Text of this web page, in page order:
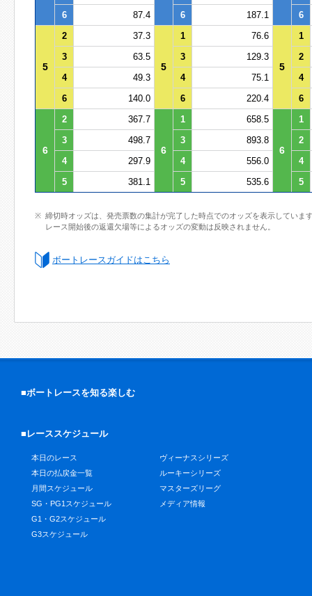
6
87.4 6 187.1 6
5
2 37.3
5
1 76.6
5
1
3
63.5 3 129.3
2
4
49.3 4 75.1
4
6
140.0 6 220.4 6
6
2 367.7
6
1 658.5
6
1
3
498.7 3 893.8
2
4
297.9 4 556.0
4
5
381.1 5 535.6 5
締切時オッズは、発売票数の集計が完了した時点でのオッズを表示していま
レース開始後の返還欠場等によるオッズの変動は反映されません。
ボートレースガイドはこちら
■ボートレースを知る楽しむ
■レーススケジュール
本日のレース
本日の払戻金一覧
月間スケジュール
SG・PG1スケジュール
G1・G2スケジュール
G3スケジュール
ヴィーナスシリーズ
ルーキーシリーズ
マスターズリーグ
メディア情報